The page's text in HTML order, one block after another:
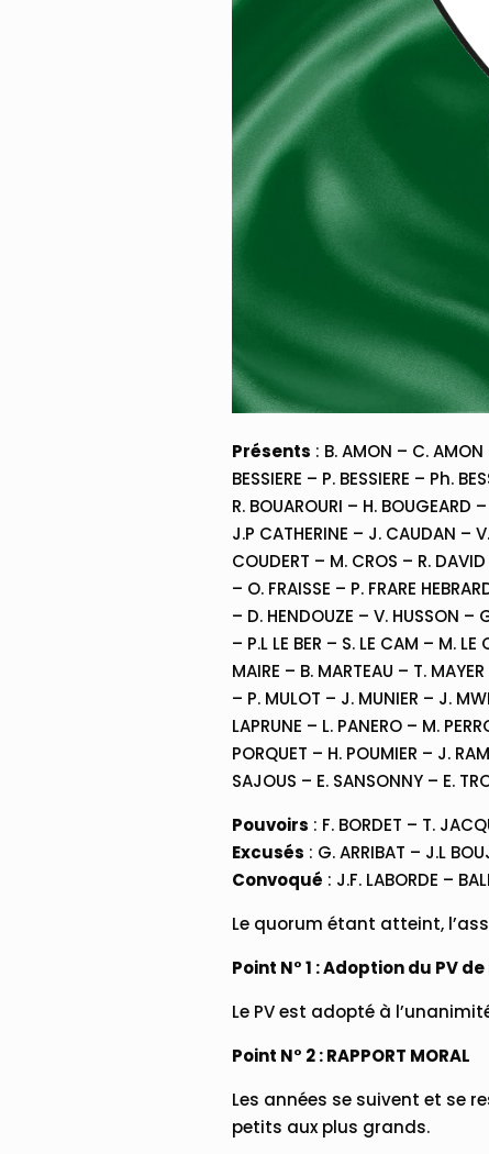
Présents : B. AMON – C.
BESSIERE – P. BESSIERE – Ph.
R. BOUAROURI – H. BOUGEARD
J.P CATHERINE – J. CAUDAN –
COUDERT – M. CROS – R.
– O. FRAISSE – P. FRARE
– D. HENDOUZE – V. HUSSON –
– P.L LE BER – S. LE CAM – M. LE
MAIRE – B. MARTEAU – T.
– P. MULOT – J. MUNIER – J.
LAPRUNE – L. PANERO – M.
PORQUET – H. POUMIER – J.
SAJOUS – E. SANSONNY – E.
Pouvoirs : F. BORDET – T.
Excusés : G. ARRIBAT – J.L
Convoqué : J.F. LABORDE –
Le quorum étant atteint,
Point N° 1 : Adoption du PV
Le PV est adopté à
Point N° 2 : RAPPORT MORAL
Les années se suivent et se
petits aux plus grands.